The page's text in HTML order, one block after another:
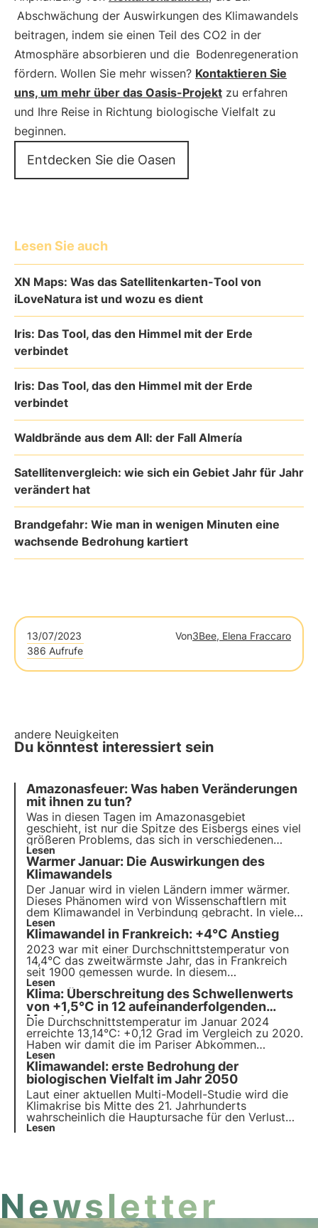
Abschwächung der Auswirkungen des Klimawandels
beitragen, indem sie einen Teil des CO2 in der
Atmosphäre absorbieren und die Bodenregeneration
fördern. Wollen Sie mehr wissen? Kontaktieren Sie
uns, um mehr über das Oasis-Projekt zu erfahren
und Ihre Reise in Richtung biologische Vielfalt zu
beginnen.
Entdecken Sie die Oasen
Lesen Sie auch
XN Maps: Was das Satellitenkarten-Tool von
iLoveNatura ist und wozu es dient
Iris: Das Tool, das den Himmel mit der Erde
verbindet
Iris: Das Tool, das den Himmel mit der Erde
verbindet
Waldbrände aus dem All: der Fall Almería
Satellitenvergleich: wie sich ein Gebiet Jahr für Jahr
verändert hat
Brandgefahr: Wie man in wenigen Minuten eine
wachsende Bedrohung kartiert
13/07/2023 Von3Bee, Elena Fraccaro
386 Aufrufe
andere Neuigkeiten
Du könntest interessiert sein
Amazonasfeuer: Was haben Veränderungen
mit ihnen zu tun?
Was in diesen Tagen im Amazonasgebiet
geschieht, ist nur die Spitze des Eisbergs eines viel
größeren Problems, das sich in verschiedenen
Phänomenen überall auf der Welt manifestiert. Der
Klimawandel und die globale Erwärmung wirken
sich auf den gesamten Planeten aus.
Lesen
Warmer Januar: Die Auswirkungen des
Klimawandels
Der Januar wird in vielen Ländern immer wärmer.
Dieses Phänomen wird von Wissenschaftlern mit
dem Klimawandel in Verbindung gebracht. In vielen
Gebieten der Welt kommt es immer häufiger und
intensiver zu Bränden, Dürren und
Überschwemmungen, wodurch Ökosysteme und
Bestäuber gefährdet sind.
Lesen
Klimawandel in Frankreich: +4°C Anstieg
2023 war mit einer Durchschnittstemperatur von
14,4°C das zweitwärmste Jahr, das in Frankreich
seit 1900 gemessen wurde. In diesem
Zusammenhang wird der "Dritte Nationale Plan zur
Anpassung an den Klimawandel" bis zum Sommer
2024 aktiviert. Lesen Sie mehr über die
Maßnahmen des Plans in diesem Artikel.
Lesen
Klima: Überschreitung des Schwellenwerts
von +1,5°C in 12 aufeinanderfolgenden
Monaten
Die Durchschnittstemperatur im Januar 2024
erreichte 13,14°C: +0,12 Grad im Vergleich zu 2020.
Haben wir damit die im Pariser Abkommen
festgelegte Schwelle von 1,5 °C überschritten?
Lesen Sie in diesem Artikel mehr über die neuesten
Studien und erfahren Sie, wie sich der Klimawandel
auf die biologische Vielfalt auswirkt.
Lesen
Klimawandel: erste Bedrohung der
biologischen Vielfalt im Jahr 2050
Laut einer aktuellen Multi-Modell-Studie wird die
Klimakrise bis Mitte des 21. Jahrhunderts
wahrscheinlich die Hauptursache für den Verlust
der biologischen Vielfalt sein. Lesen Sie mehr über
Lesen
Newsletter